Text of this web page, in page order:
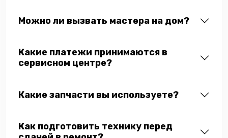
Можно ли вызвать мастера на дом?
Какие платежи принимаются в
сервисном центре?
Какие запчасти вы используете?
Как подготовить технику перед